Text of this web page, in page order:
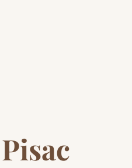
Pisac